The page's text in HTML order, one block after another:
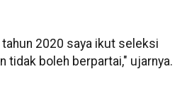
2020 saya ikut seleksi
tidak boleh berpartai," ujarnya.